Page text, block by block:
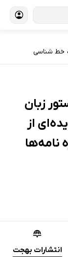
خط شناسی
زبان
از
نامه‌ها
انتشارات بهجت